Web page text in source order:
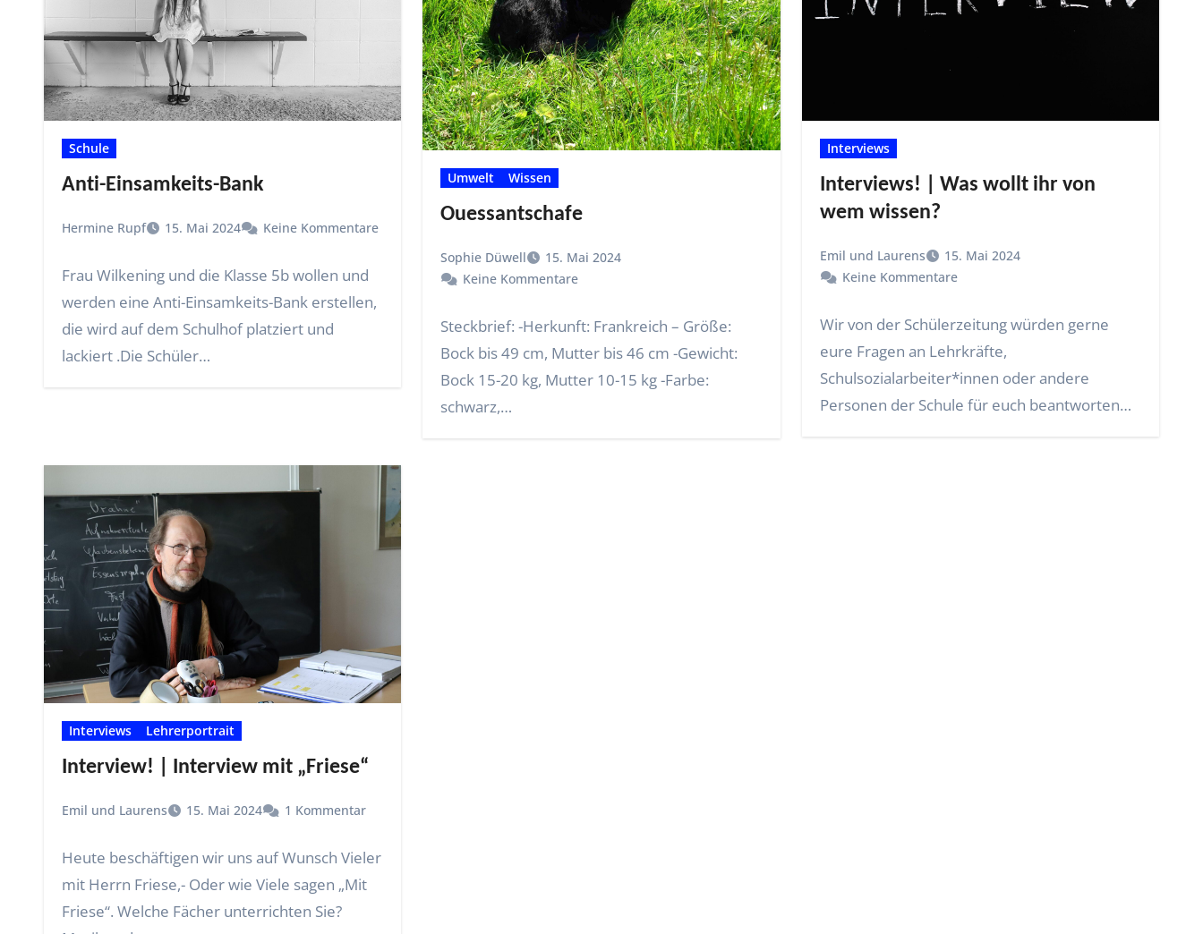
Schule
Anti-Einsamkeits-Bank
Hermine Rupf 15. Mai 2024 Keine Kommentare
Frau Wilkening und die Klasse 5b wollen und
werden eine Anti-Einsamkeits-Bank erstellen,
die wird auf dem Schulhof platziert und
lackiert .Die Schüler…
Umwelt Wissen
Ouessantschafe
Sophie Düwell
15. Mai 2024
Keine Kommentare
Steckbrief: -Herkunft: Frankreich – Größe:
Bock bis 49 cm, Mutter bis 46 cm -Gewicht:
Bock 15-20 kg, Mutter 10-15 kg -Farbe:
schwarz,…
Interviews
Interviews! | Was wollt ihr von
wem wissen?
Emil und Laurens
15. Mai 2024
Keine Kommentare
Wir von der Schülerzeitung würden gerne
eure Fragen an Lehrkräfte,
Schulsozialarbeiter*innen oder andere
Personen der Schule für euch beantworten
Interviews Lehrerportrait
Interview! | Interview mit „Friese“
Emil und Laurens 15. Mai 2024 1 Kommentar
Heute beschäftigen wir uns auf Wunsch Vieler
mit Herrn Friese,- Oder wie Viele sagen „Mit
Friese“. Welche Fächer unterrichten Sie?